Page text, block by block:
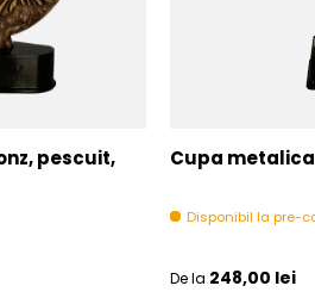
pescuit,
Cupa
Disponibil la pre-
Pret initial
De la 248,00 lei